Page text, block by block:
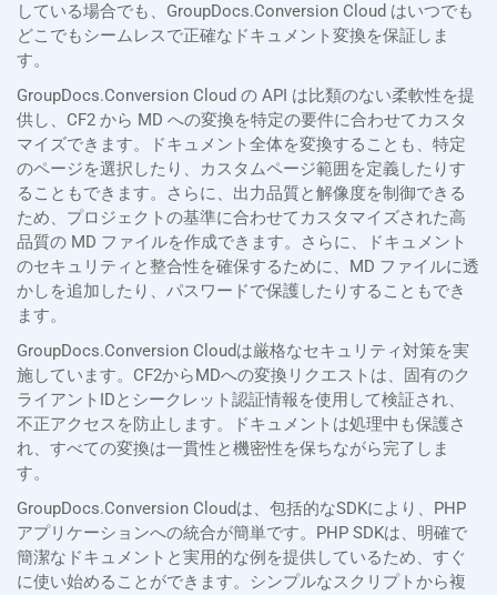
している場合でも、GroupDocs.Conversion Cloud はいつでも
どこでもシームレスで正確なドキュメント変換を保証しま
す。
GroupDocs.Conversion Cloud の API は比類のない柔軟性を提
供し、CF2 から MD への変換を特定の要件に合わせてカスタ
マイズできます。ドキュメント全体を変換することも、特定
のページを選択したり、カスタムページ範囲を定義したりす
ることもできます。さらに、出力品質と解像度を制御できる
ため、プロジェクトの基準に合わせてカスタマイズされた高
品質の MD ファイルを作成できます。さらに、ドキュメント
のセキュリティと整合性を確保するために、MD ファイルに透
かしを追加したり、パスワードで保護したりすることもでき
ます。
GroupDocs.Conversion Cloudは厳格なセキュリティ対策を実
施しています。CF2からMDへの変換リクエストは、固有のク
ライアントIDとシークレット認証情報を使用して検証され、
不正アクセスを防止します。ドキュメントは処理中も保護さ
れ、すべての変換は一貫性と機密性を保ちながら完了しま
す。
GroupDocs.Conversion Cloudは、包括的なSDKにより、PHP
アプリケーションへの統合が簡単です。PHP SDKは、明確で
簡潔なドキュメントと実用的な例を提供しているため、すぐ
に使い始めることができます。シンプルなスクリプトから複